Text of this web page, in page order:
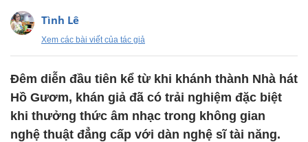
Tình Lê
Xem các bài viết của tác giả
Đêm diễn đầu tiên kể từ khi khánh thành Nhà hát
Hồ Gươm, khán giả đã có trải nghiệm đặc biệt
khi thưởng thức âm nhạc trong không gian
nghệ thuật đẳng cấp với dàn nghệ sĩ tài năng.